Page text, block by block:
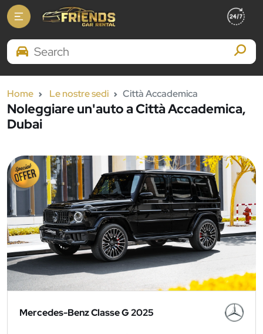
Search Brands
Home Le nostre sedi Città Accademica
Noleggiare un'auto a Città Accademica,
Dubai
Mercedes-Benz Classe G 2025